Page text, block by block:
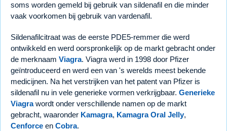
soms worden gemeld bij gebruik van sildenafil en die minder
vaak voorkomen bij gebruik van vardenafil.
Sildenafilcitraat was de eerste PDE5-remmer die werd
ontwikkeld en werd oorspronkelijk op de markt gebracht onder
de merknaam Viagra. Viagra werd in 1998 door Pfizer
geïntroduceerd en werd een van 's werelds meest bekende
medicijnen. Na het verstrijken van het patent van Pfizer is
sildenafil nu in vele generieke vormen verkrijgbaar. Generieke
Viagrawordt onder verschillende namen op de markt
gebracht, waaronder Kamagra, Kamagra Oral Jelly,
Cenforce en Cobra.